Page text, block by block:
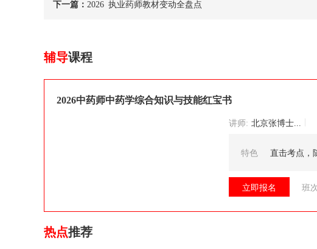
下一篇： 2026 执业药师教材变动全盘点
辅导课程
2026中药师中药学综合知识与技能红宝书
讲师: 北京张博士医考巡讲团核心讲师
特色 直击考点，
立即报名 班
热点推荐